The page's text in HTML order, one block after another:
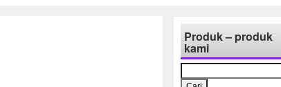
Produk – produk
kami
untuk: